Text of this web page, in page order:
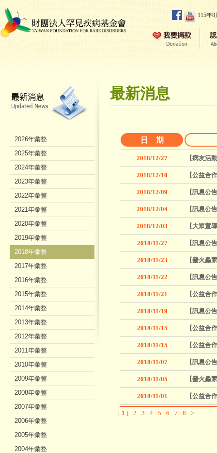
115年
最新消息
日 期
2018/12/27 【病友活
2018/12/10 【公益合
2018/12/09 【訊息公
2018/12/04 【訊息公
2018/12/03 【大眾宣
2018/11/27 【訊息公
2018/11/23 【螢火蟲
2018/11/22 【訊息公
2018/11/21 【公益合
2018/11/19 【訊息公
2018/11/15 【公益合
2018/11/15 【公益合
2018/11/07 【訊息公
2018/11/05 【螢火蟲
2018/11/01 【公益合
[ 1 ] 2 3 4 5 6 7 8 >
2026年彙整
2025年彙整
2024年彙整
2023年彙整
2022年彙整
2021年彙整
2020年彙整
2019年彙整
2018年彙整
2017年彙整
2016年彙整
2015年彙整
2014年彙整
2013年彙整
2012年彙整
2011年彙整
2010年彙整
2009年彙整
2008年彙整
2007年彙整
2006年彙整
2005年彙整
2004年彙整